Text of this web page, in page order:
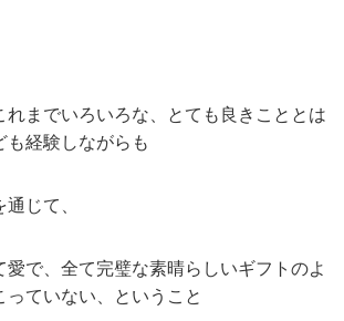
れまでいろいろな、とても良きこととは
経験しながらも
じて、
愛で、全て完璧な素晴らしいギフトのよ
っていない、ということ